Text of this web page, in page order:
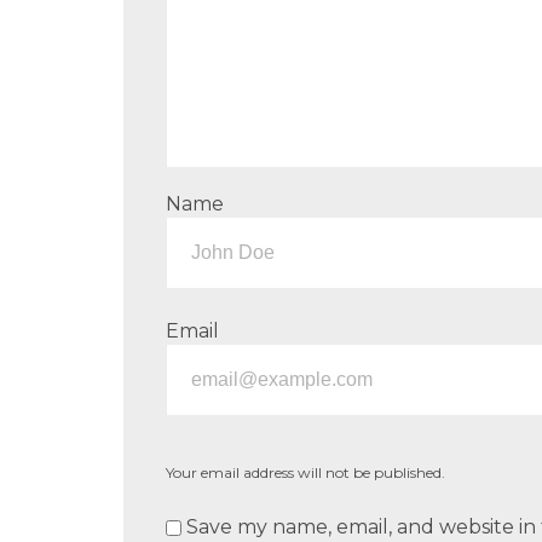
Name
Email
Your email address will not be published.
Save my name, email, and website